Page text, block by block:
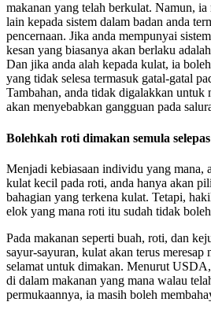
makanan yang telah berkulat. Namun, ia
lain kepada sistem dalam badan anda
pencernaan. Jika anda mempunyai
kesan yang biasanya akan berlaku
Dan jika anda alah kepada kulat, ia
yang tidak selesa termasuk gatal-gatal
Tambahan, anda tidak digalakkan untuk
akan menyebabkan gangguan pada
Bolehkah roti dimakan semula
Menjadi kebiasaan individu yang mana,
kulat kecil pada roti, anda hanya akan
bahagian yang terkena kulat. Tetapi,
elok yang mana roti itu sudah tidak
Pada makanan seperti buah, roti, dan
sayur-sayuran, kulat akan terus meresap
selamat untuk dimakan. Menurut
di dalam makanan yang mana walau
permukaannya, ia masih boleh